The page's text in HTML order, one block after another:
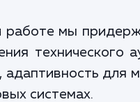
мы
технического
адаптивность для
системах.